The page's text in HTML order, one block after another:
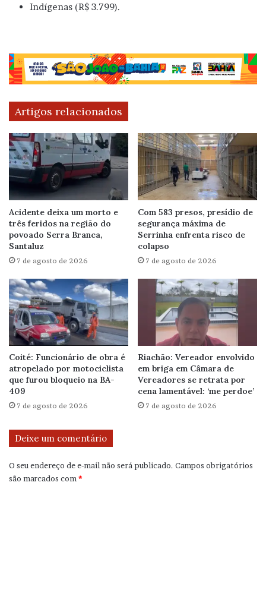
Indígenas (R$ 3.799).
Artigos relacionados
Acidente deixa um morto e
três feridos na região do
povoado Serra Branca,
Santaluz
7 de agosto de 2026
Com 583 presos, presídio de
segurança máxima de
Serrinha enfrenta risco de
colapso
7 de agosto de 2026
Coité: Funcionário de obra é
atropelado por motociclista
que furou bloqueio na BA-
409
7 de agosto de 2026
Riachão: Vereador envolvido
em briga em Câmara de
Vereadores se retrata por
cena lamentável: ‘me perdoe’
7 de agosto de 2026
Deixe um comentário
O seu endereço de e-mail não será publicado. Campos obrigatórios
são marcados com *